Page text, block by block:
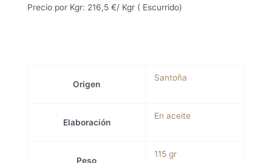
Precio por Kgr: 216,5 €/ Kgr ( Escurrido)
Origen
Santoña
Elaboración
En aceite
Peso
115 gr